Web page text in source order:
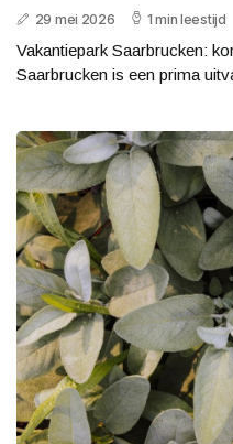
29 mei 2026 1 min leestijd
Vakantiepark Saarbrucken:
Saarbrucken is een prima